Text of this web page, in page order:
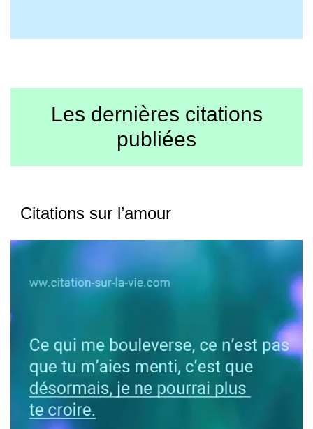
Les dernières citations
publiées
Citations sur l’amour